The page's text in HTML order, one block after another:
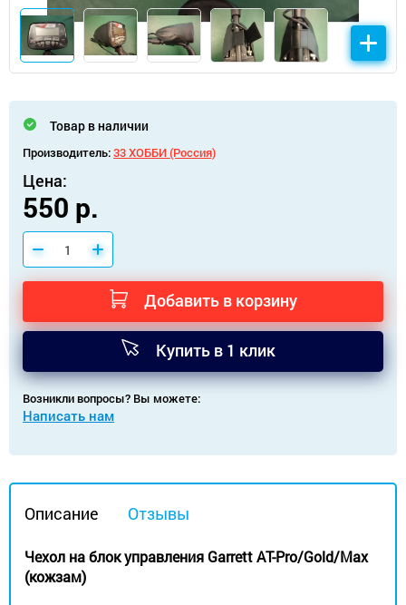
Товар в наличии
Производитель:33 ХОББИ (Россия)
Цена:
550 р.
Добавить в корзину
Купить в 1 клик
Возникли вопросы? Вы можете:
Написать нам
Описание Отзывы
Чехол на блок управления Garrett AT-Pro/Gold/Max
(кожзам)